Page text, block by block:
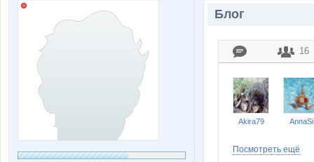
Блог
16
Akira79 AnnaSi
Посмотреть ещё